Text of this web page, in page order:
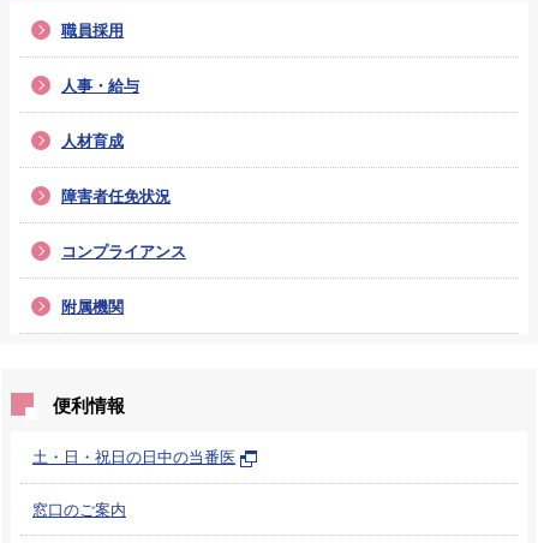
職員採用
人事・給与
人材育成
障害者任免状況
コンプライアンス
附属機関
便利情報
土・日・祝日の日中の当番医
窓口のご案内